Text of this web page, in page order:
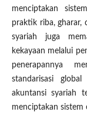
menciptakan
praktik riba, gharar,
syariah juga
kekayaan melalui
penerapannya
standarisasi
akuntansi syariah
menciptakan sistem